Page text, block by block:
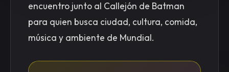
encuentro junto al Callejón de Batman
para quien busca ciudad, cultura, comida,
música y ambiente de Mundial.